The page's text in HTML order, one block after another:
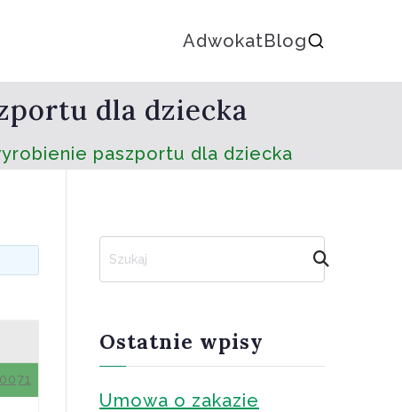
AdwokatBlog
dla dziecka
paszportu dla dziecka
a
Ostatnie wpisy
Umowa o zakazie